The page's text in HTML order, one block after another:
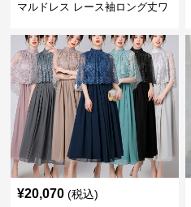
マルドレス レース袖ロング丈ワ
¥20,070 (税込)